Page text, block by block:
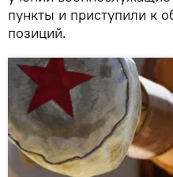
пункты и приступили к
позиций.